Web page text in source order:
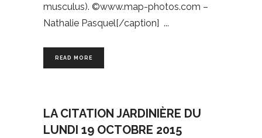
musculus). ©www.map-photos.com –
Nathalie Pasquel[/caption]
READ MORE
LA CITATION JARDINIÈRE DU
LUNDI 19 OCTOBRE 2015